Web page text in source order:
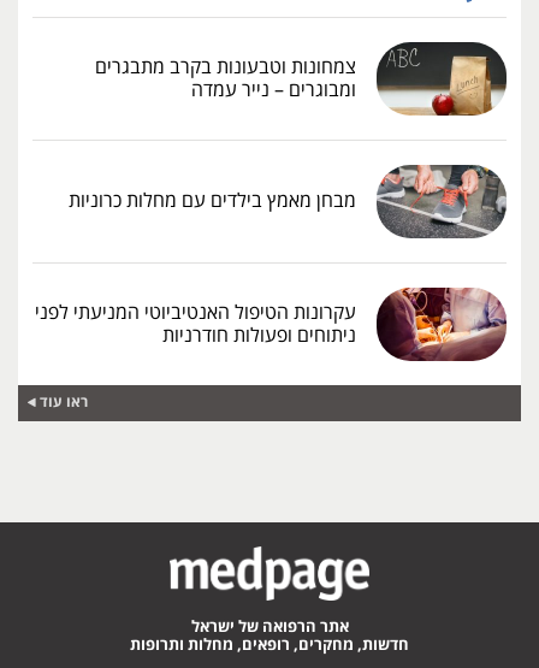
צמחונות וטבעונות בקרב מתבגרים
ומבוגרים – נייר עמדה
מבחן מאמץ בילדים עם מחלות כרוניות
עקרונות הטיפול האנטיביוטי המניעתי לפני
ניתוחים ופעולות חודרניות
ראו עוד
אתר הרפואה של ישראל
חדשות, מחקרים, רופאים, מחלות ותרופות